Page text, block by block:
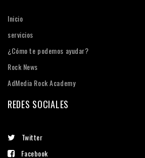
Inicio
servicios
¿Cómo te podemos ayudar?
Rock News
AdMedia Rock Academy
REDES SOCIALES
Twitter
Facebook